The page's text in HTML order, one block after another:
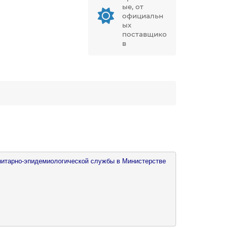
ые, от
официальн
ых
поставщико
в
эпидемиологической службы в Министерстве